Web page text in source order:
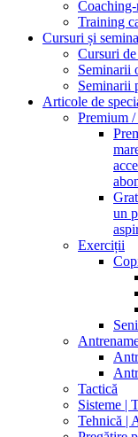
Training
Cursuri și
Cursuri
Seminarii
Seminarii
Articole de
Premium
un
Exerciții
Tactică
Sisteme |
Tehnică |